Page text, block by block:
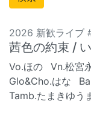
2026 新歓ライブ
茜色の約束 /
Vo.ほの Vn.松宮
Glo&Cho.はな
Tamb.たまきゆう